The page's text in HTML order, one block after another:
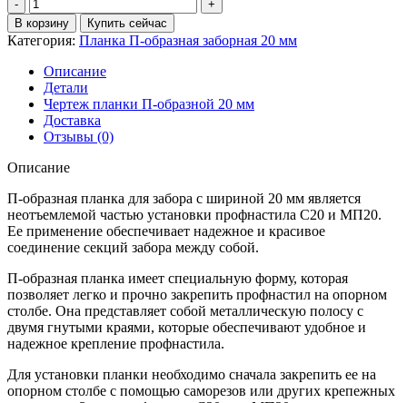
товара
Планка
П-
образная
заборная
20
PE
0,45
мм
RAL
светлая
слоновая
кость
(2,5м)
В корзину Купить сейчас
Категория: Планка П-образная заборная 20 мм
Описание
Детали
Чертеж планки П-образной 20 мм
Доставка
Отзывы (0)
Описание
П-образная планка для забора с шириной 20 мм является
неотъемлемой частью установки профнастила С20 и МП20.
Ее применение обеспечивает надежное и красивое
соединение секций забора между собой.
П-образная планка имеет специальную форму, которая
позволяет легко и прочно закрепить профнастил на опорном
столбе. Она представляет собой металлическую полосу с
двумя гнутыми краями, которые обеспечивают удобное и
надежное крепление профнастила.
Для установки планки необходимо сначала закрепить ее на
опорном столбе с помощью саморезов или других крепежных